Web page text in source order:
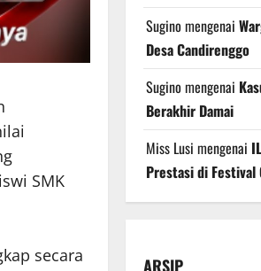
SMK
secara
Sugino mengenai
Desa Candirenggo
Sugino mengenai
Berakhir Damai
Miss Lusi mengenai
Prestasi di Festival
ARSIP